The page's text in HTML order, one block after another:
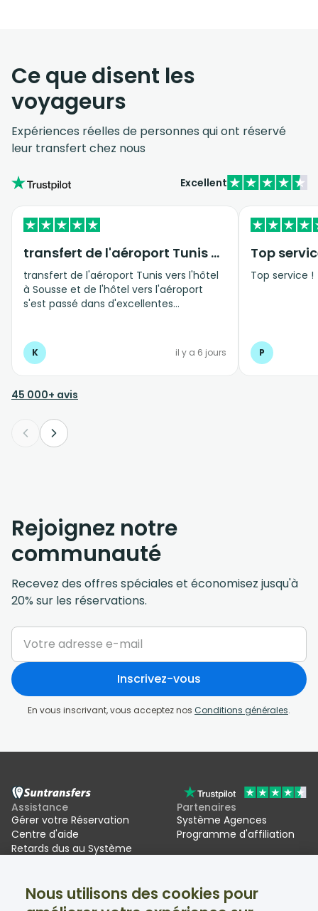
Ce que disent les
voyageurs
Expériences réelles de personnes qui ont réservé
leur transfert chez nous
Excellent
transfert de l'aéroport Tunis vers…
transfert de l'aéroport Tunis vers l'hôtel
à Sousse et de l'hôtel vers l'aéroport
s'est passé dans d'excellentes
K il y a 6 jours
Top
Top service !
P
45 000+ avis
Rejoignez notre
communauté
Recevez des offres spéciales et économisez jusqu'à
20% sur les réservations.
Inscrivez-vous
En vous inscrivant, vous acceptez nos Conditions générales.
Assistance
Gérer votre Réservation
Centre d'aide
Retards dus au Système
Partenaires
Système Agences
Programme d'affiliation
Suntransfers
Réseaux sociaux
Nous utilisons des cookies pour